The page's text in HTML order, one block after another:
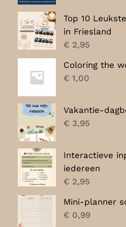
Top 10
in Friesland
€ 2,95
Coloring the
€ 1,00
Vakantie-
€ 3,95
Interactieve
iedereen
€ 2,95
Mini-planner
€ 0,99